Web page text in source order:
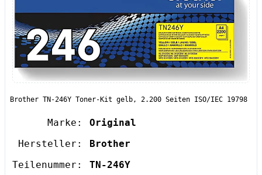
Brother TN-246Y Toner-Kit gelb, 2.200 Seiten ISO/IEC 19798
Marke:
Original
Hersteller:
Brother
Teilenummer:
TN-246Y